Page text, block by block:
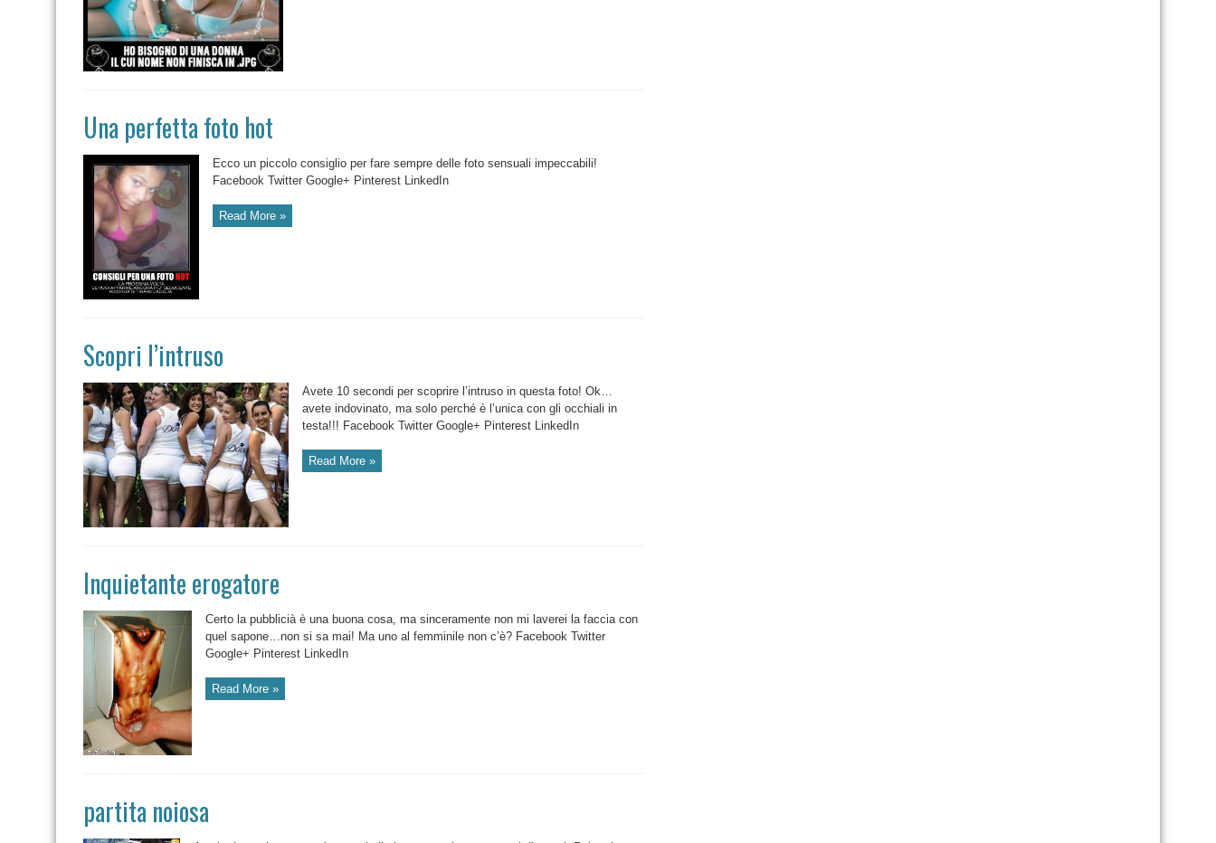
Una perfetta foto hot
Ecco un piccolo consiglio per fare sempre delle foto sensuali impeccabili!
Facebook Twitter Google+ Pinterest LinkedIn
Read More »
Scopri l’intruso
Avete 10 secondi per scoprire l’intruso in questa foto! Ok…
avete indovinato, ma solo perché è l’unica con gli occhiali in
testa!!! Facebook Twitter Google+ Pinterest LinkedIn
Read More »
Inquietante erogatore
Certo la pubblicià è una buona cosa, ma sinceramente non mi laverei la faccia con
quel sapone…non si sa mai! Ma uno al femminile non c’è? Facebook Twitter
Google+ Pinterest LinkedIn
Read More »
partita noiosa